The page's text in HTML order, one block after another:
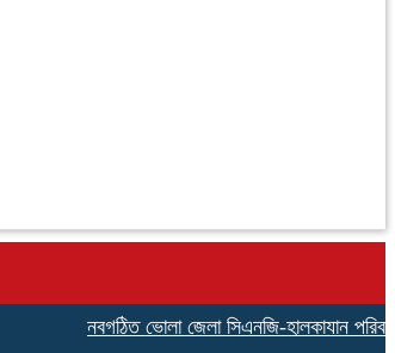
নবগঠিত ভোলা জেলা সিএনজি-হালকাযান পরিবহন